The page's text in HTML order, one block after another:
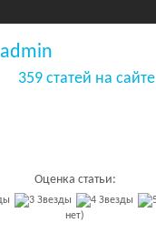
admin
359 статей на сайте
Оценка статьи:
нет)